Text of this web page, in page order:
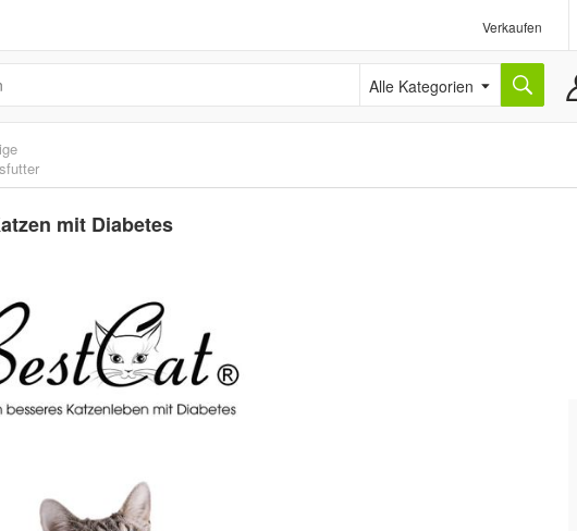
Verkaufen
Alle Kategorien
mit Diabetes